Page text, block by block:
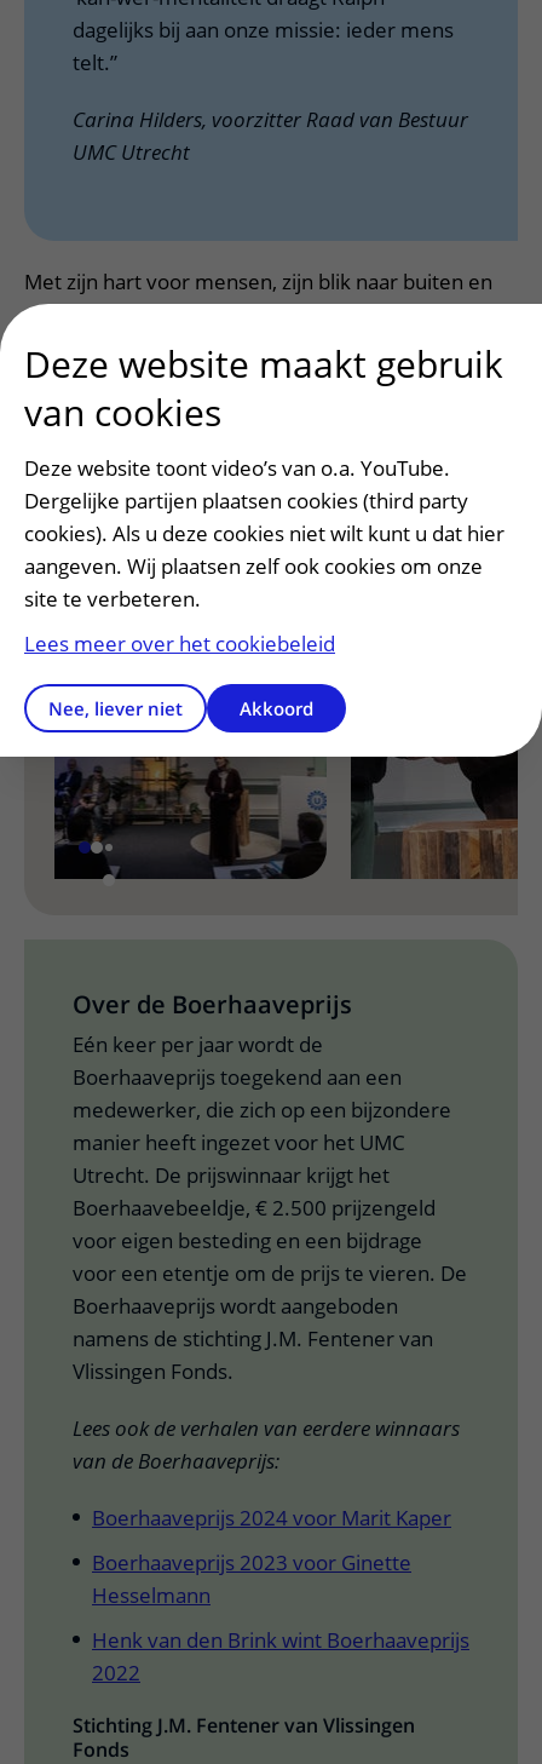
dagelijks bij aan onze missie: ieder mens
telt.”
Carina Hilders, voorzitter Raad van Bestuur
UMC Utrecht
Met zijn hart voor mensen, zijn blik naar buiten en
zijn voortdurende streven naar verbetering, draagt
Ralph de waarden van het UMC Utrecht. De
Boerhaaveprijs 2025 is dan ook een welverdiende
erkenning voor zijn betekenisvolle bijdrage aan
Over de Boerhaaveprijs
Eén keer per jaar wordt de
Boerhaaveprijs toegekend aan een
medewerker, die zich op een bijzondere
manier heeft ingezet voor het UMC
Utrecht. De prijswinnaar krijgt het
Boerhaavebeeldje, € 2.500 prijzengeld
voor eigen besteding en een bijdrage
voor een etentje om de prijs te vieren. De
Boerhaaveprijs wordt aangeboden
namens de stichting J.M. Fentener van
Vlissingen Fonds.
Lees ook de verhalen van eerdere winnaars
van de Boerhaaveprijs:
Boerhaaveprijs 2024 voor Marit Kaper
Boerhaaveprijs 2023 voor Ginette
Hesselmann
Henk van den Brink wint Boerhaaveprijs
2022
Stichting J.M. Fentener van Vlissingen
Fonds
Deze website maakt gebruik
van cookies
Deze website toont video’s van o.a. YouTube.
Dergelijke partijen plaatsen cookies (third party
cookies). Als u deze cookies niet wilt kunt u dat hier
aangeven. Wij plaatsen zelf ook cookies om onze
site te verbeteren.
Lees meer over het cookiebeleid
Nee, liever niet Akkoord